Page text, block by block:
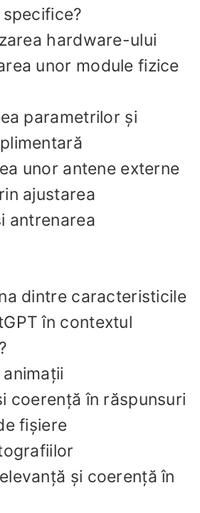
hardware-ului
unor module fizice
parametrilor și
unor antene externe
ajustarea
antrenarea
dintre caracteristicile
în contextul
coerență în răspunsuri
fișiere
și coerență în